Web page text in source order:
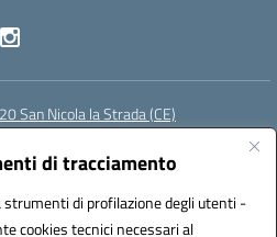
di tracciamento
di profilazione degli utenti -
cookies tecnici necessari al
San Nicola la Strada (CE)
ceic86700d@pec.istruzione.it